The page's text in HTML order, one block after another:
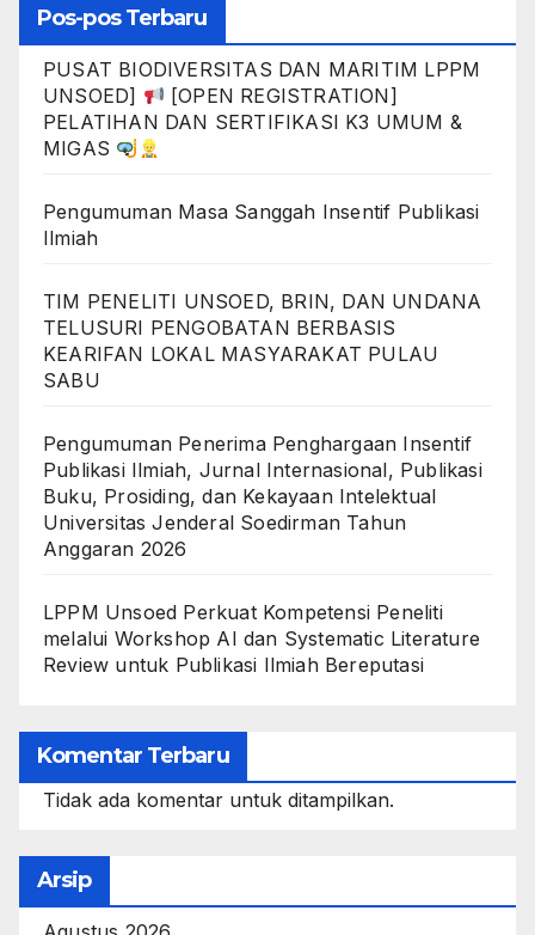
Pos-pos Terbaru
PUSAT BIODIVERSITAS DAN MARITIM LPPM
UNSOED]
[OPEN REGISTRATION]
PELATIHAN DAN SERTIFIKASI K3 UMUM &
MIGAS
Pengumuman Masa Sanggah Insentif Publikasi
Ilmiah
TIM PENELITI UNSOED, BRIN, DAN UNDANA
TELUSURI PENGOBATAN BERBASIS
KEARIFAN LOKAL MASYARAKAT PULAU
SABU
Pengumuman Penerima Penghargaan Insentif
Publikasi Ilmiah, Jurnal Internasional, Publikasi
Buku, Prosiding, dan Kekayaan Intelektual
Universitas Jenderal Soedirman Tahun
Anggaran 2026
LPPM Unsoed Perkuat Kompetensi Peneliti
melalui Workshop AI dan Systematic Literature
Review untuk Publikasi Ilmiah Bereputasi
Komentar Terbaru
Tidak ada komentar untuk ditampilkan.
Arsip